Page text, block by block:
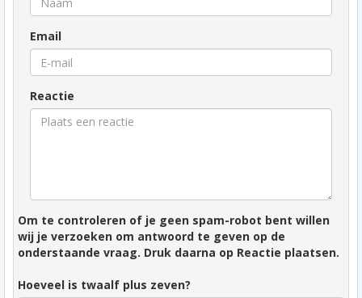
Email
Reactie
Om te controleren of je geen spam-robot bent willen
wij je verzoeken om antwoord te geven op de
onderstaande vraag. Druk daarna op Reactie plaatsen.
Hoeveel is twaalf plus zeven?